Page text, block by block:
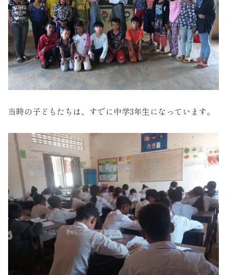
当時の子どもたちは、すでに中学3年生になっています。